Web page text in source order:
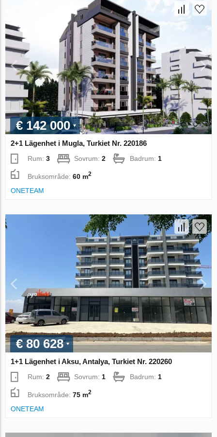
€ 142 000
2+1 Lägenhet i Mugla, Turkiet Nr. 220186
Rum:3 Sovrum:2 Badrum: 1
Bruksområde:60 m2
ONETEAM
€ 80 628
1+1 Lägenhet i Aksu, Antalya, Turkiet Nr. 220260
Rum:2 Sovrum: 1 Badrum: 1
Bruksområde:75 m2
ONETEAM